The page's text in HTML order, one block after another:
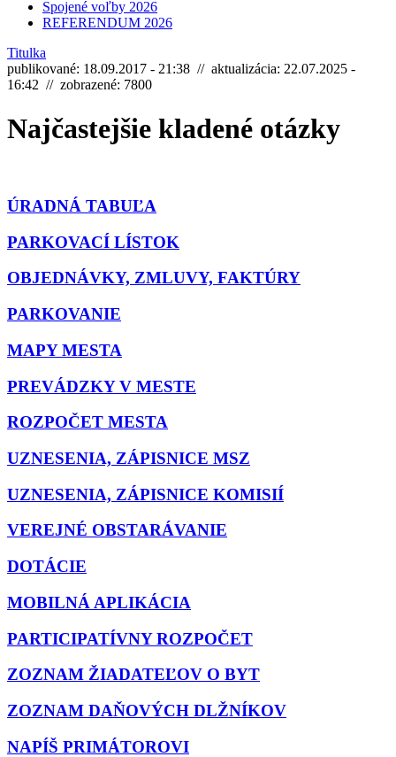
Spojené voľby 2026
REFERENDUM 2026
Titulka
publikované: 18.09.2017 - 21:38 // aktualizácia: 22.07.2025 -
16:42 // zobrazené: 7800
Najčastejšie kladené otázky
ÚRADNÁ TABUĽA
PARKOVACÍ LÍSTOK
OBJEDNÁVKY, ZMLUVY, FAKTÚRY
PARKOVANIE
MAPY MESTA
PREVÁDZKY V MESTE
ROZPOČET MESTA
UZNESENIA, ZÁPISNICE MSZ
UZNESENIA, ZÁPISNICE KOMISIÍ
VEREJNÉ OBSTARÁVANIE
DOTÁCIE
MOBILNÁ APLIKÁCIA
PARTICIPATÍVNY ROZPOČET
ZOZNAM ŽIADATEĽOV O BYT
ZOZNAM DAŇOVÝCH DLŽNÍKOV
NAPÍŠ PRIMÁTOROVI